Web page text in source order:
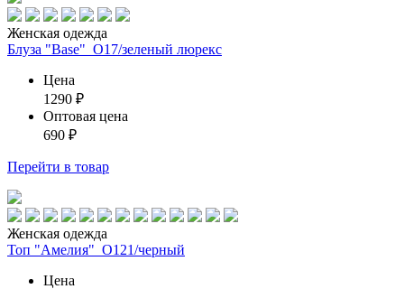
Женская одежда
Блуза "Base"_О17/зеленый люрекс
Цена
1290 ₽
Оптовая цена
690 ₽
Перейти в товар
Женская одежда
Топ "Амелия"_О121/черный
Цена